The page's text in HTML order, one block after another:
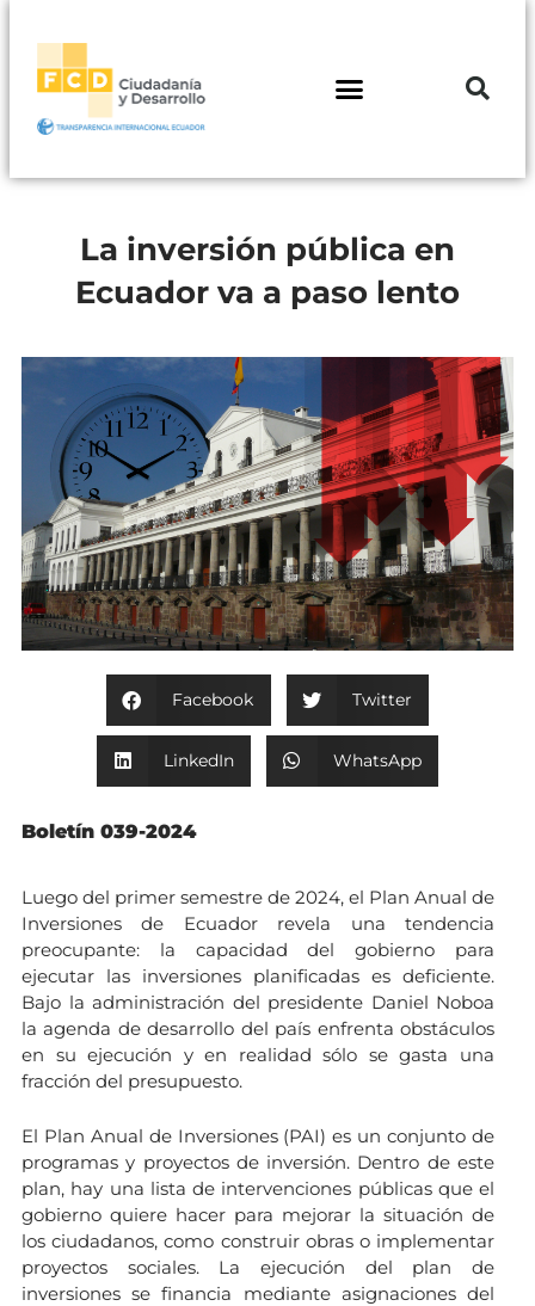
La inversión pública en
Ecuador va a paso lento
Facebook Twitter
LinkedIn WhatsApp
Boletín 039-2024
Luego del primer semestre de 2024, el Plan Anual de
Inversiones de Ecuador revela una tendencia
preocupante: la capacidad del gobierno para
ejecutar las inversiones planificadas es deficiente.
Bajo la administración del presidente Daniel Noboa
la agenda de desarrollo del país enfrenta obstáculos
en su ejecución y en realidad sólo se gasta una
fracción del presupuesto.
El Plan Anual de Inversiones (PAI) es un conjunto de
programas y proyectos de inversión. Dentro de este
plan, hay una lista de intervenciones públicas que el
gobierno quiere hacer para mejorar la situación de
los ciudadanos, como construir obras o implementar
proyectos sociales. La ejecución del plan de
inversiones se financia mediante asignaciones del